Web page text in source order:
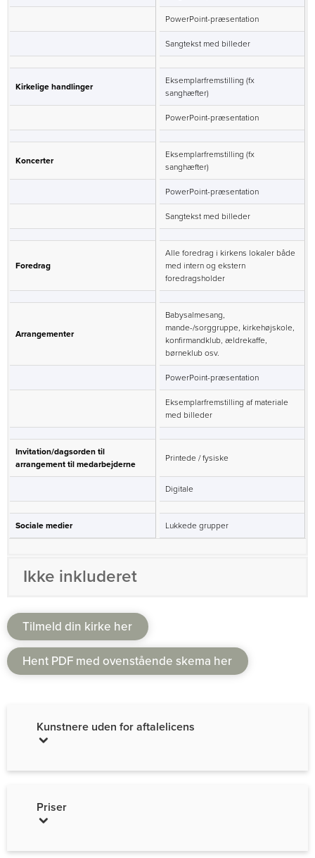
PowerPoint-præsentation
Sangtekst med billeder
Kirkelige handlinger
Eksemplarfremstilling (fx
sanghæfter)
PowerPoint-præsentation
Koncerter
Eksemplarfremstilling (fx
sanghæfter)
PowerPoint-præsentation
Sangtekst med billeder
Foredrag
Alle foredrag i kirkens lokaler både
med intern og ekstern
foredragsholder
Arrangementer
Babysalmesang,
mande-/sorggruppe, kirkehøjskole,
konfirmandklub, ældrekaffe,
børneklub osv.
PowerPoint-præsentation
Eksemplarfremstilling af materiale
med billeder
Invitation/dagsorden til
arrangement til medarbejderne
Printede / fysiske
Digitale
Sociale medier Lukkede grupper
Ikke inkluderet
Tilmeld din kirke her
Hent PDF med ovenstående skema her
Kunstnere uden for aftalelicens
Priser